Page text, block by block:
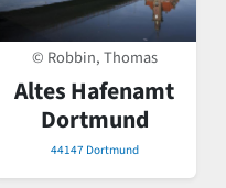
© Robbin, Thomas
Altes Hafenamt
Dortmund
44147 Dortmund